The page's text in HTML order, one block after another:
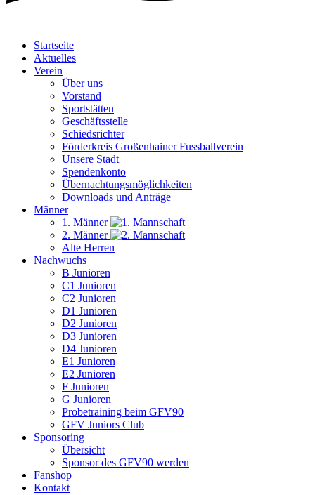
Startseite
Aktuelles
Verein
Über uns
Vorstand
Sportstätten
Geschäftsstelle
Schiedsrichter
Förderkreis Großenhainer Fussballverein
Unsere Stadt
Spendenkonto
Übernachtungsmöglichkeiten
Downloads und Anträge
Männer
1. Männer
2. Männer
Alte Herren
Nachwuchs
B Junioren
C1 Junioren
C2 Junioren
D1 Junioren
D2 Junioren
D3 Junioren
D4 Junioren
E1 Junioren
E2 Junioren
F Junioren
G Junioren
Probetraining beim GFV90
GFV Juniors Club
Sponsoring
Übersicht
Sponsor des GFV90 werden
Fanshop
Kontakt